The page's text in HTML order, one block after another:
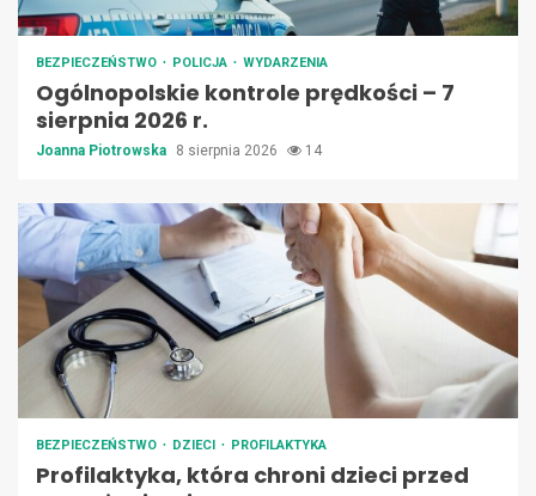
BEZPIECZEŃSTWO POLICJA WYDARZENIA
Ogólnopolskie kontrole prędkości – 7
sierpnia 2026 r.
Joanna Piotrowska 8 sierpnia 2026 14
BEZPIECZEŃSTWO DZIECI PROFILAKTYKA
Profilaktyka, która chroni dzieci przed